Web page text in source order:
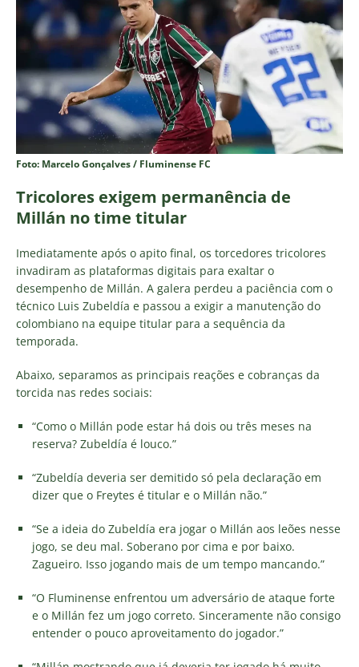
Foto: Marcelo Gonçalves / Fluminense FC
Tricolores exigem permanência de
Millán no time titular
Imediatamente após o apito final, os torcedores tricolores
invadiram as plataformas digitais para exaltar o
desempenho de Millán. A galera perdeu a paciência com o
técnico Luis Zubeldía e passou a exigir a manutenção do
colombiano na equipe titular para a sequência da
temporada.
Abaixo, separamos as principais reações e cobranças da
torcida nas redes sociais:
“Como o Millán pode estar há dois ou três meses na
reserva? Zubeldía é louco.”
“Zubeldía deveria ser demitido só pela declaração em
dizer que o Freytes é titular e o Millán não.”
“Se a ideia do Zubeldía era jogar o Millán aos leões nesse
jogo, se deu mal. Soberano por cima e por baixo.
Zagueiro. Isso jogando mais de um tempo mancando.”
“O Fluminense enfrentou um adversário de ataque forte
e o Millán fez um jogo correto. Sinceramente não consigo
entender o pouco aproveitamento do jogador.”